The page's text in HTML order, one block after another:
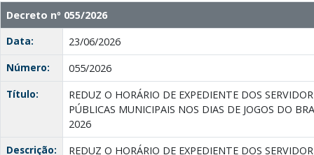
Decreto nº 055/2026
Data:
23/06/2026
Número:
055/2026
Título:
REDUZ O HORÁRIO DE EXPEDIENTE DOS
PÚBLICAS MUNICIPAIS NOS DIAS DE JOGOS DO
2026
Descrição:
REDUZ O HORÁRIO DE EXPEDIENTE DOS